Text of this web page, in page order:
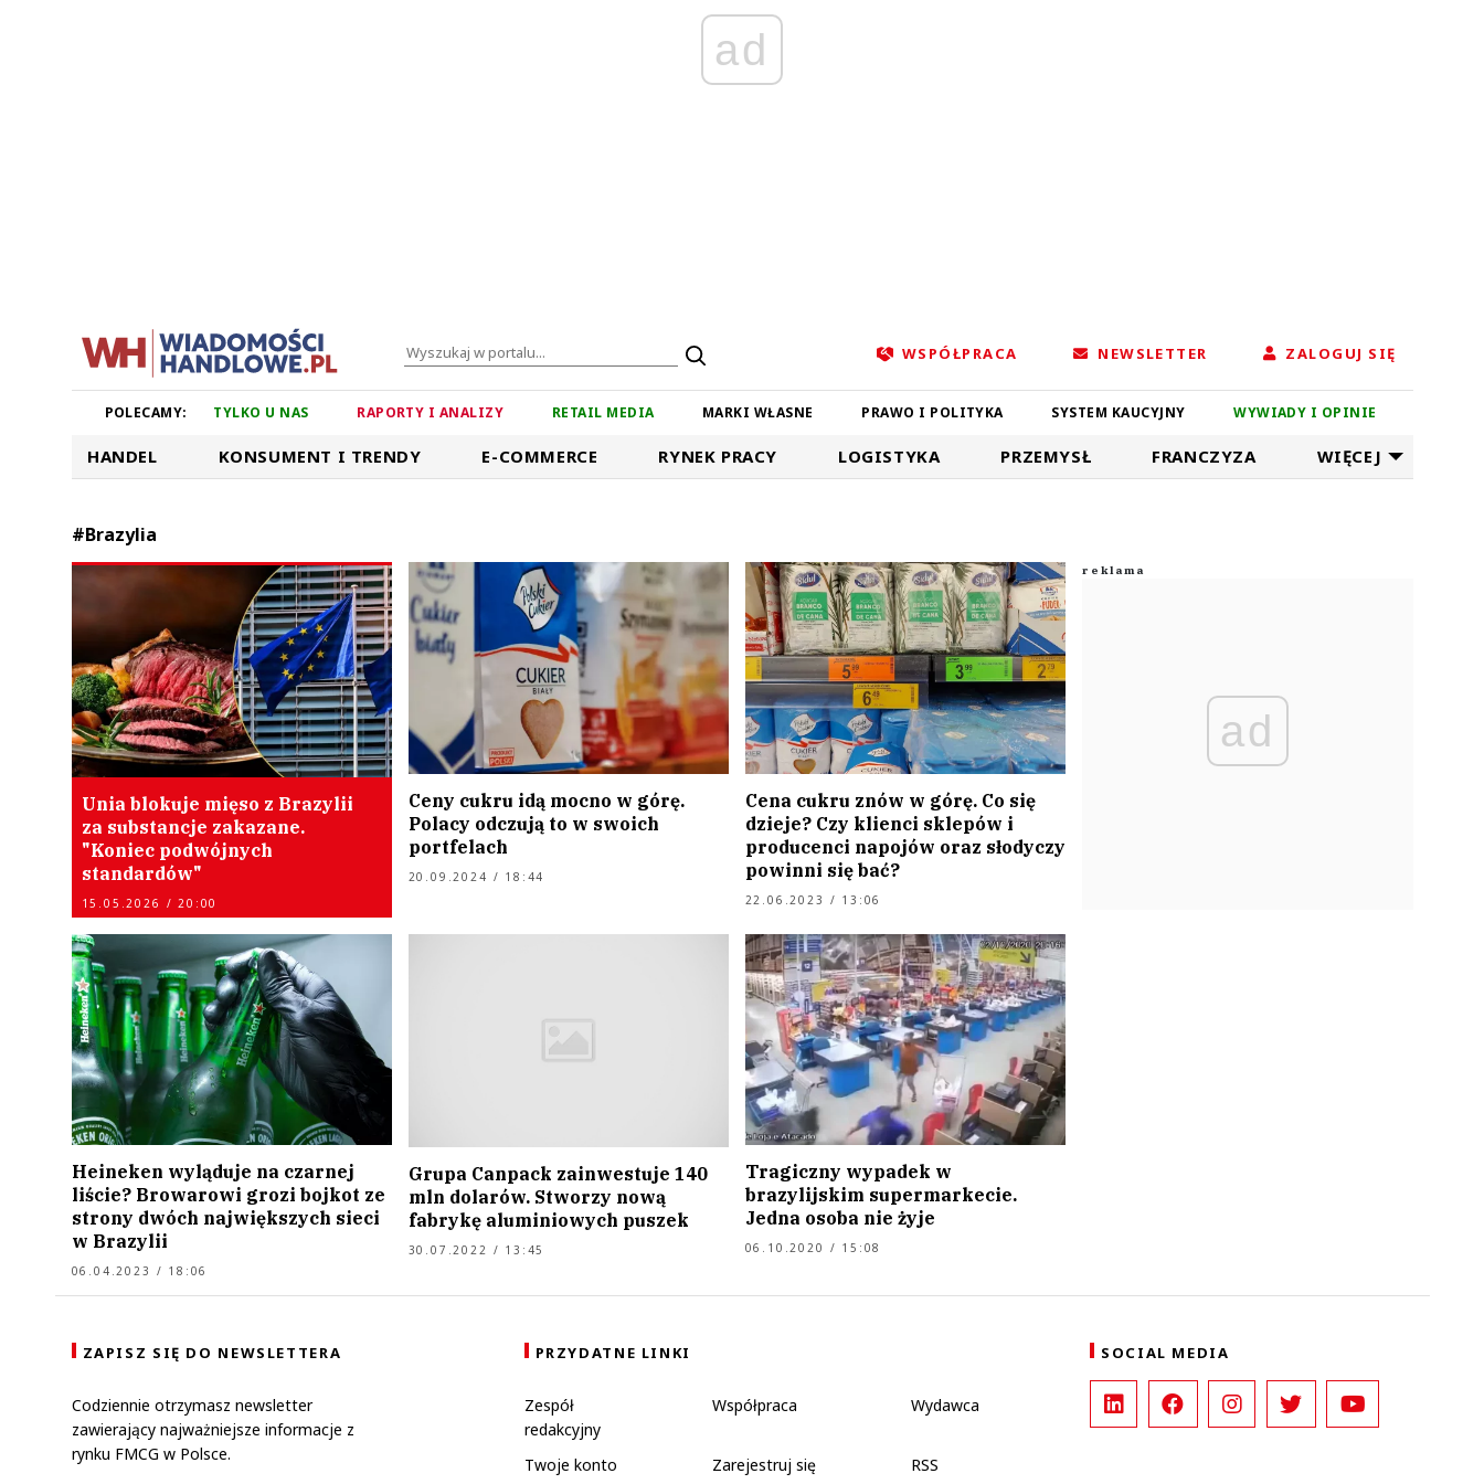
ad
WSPÓŁPRACA NEWSLETTER ZALOGUJ SIĘ
POLECAMY: TYLKO U NAS RAPORTY I ANALIZY RETAIL MEDIA MARKI WŁASNE PRAWO I POLITYKA SYSTEM KAUCYJNY WYWIADY I OPINIE
HANDEL KONSUMENT I TRENDY E-COMMERCE RYNEK PRACY LOGISTYKA PRZEMYSŁ FRANCZYZA WIĘCEJ
#Brazylia
Unia blokuje mięso z Brazylii
za substancje zakazane.
"Koniec podwójnych
standardów"
15.05.2026 / 20:00
Ceny cukru idą mocno w górę.
Polacy odczują to w swoich
portfelach
20.09.2024 / 18:44
Cena cukru znów w górę. Co się
dzieje? Czy klienci sklepów i
producenci napojów oraz słodyczy
powinni się bać?
22.06.2023 / 13:06
Heineken wyląduje na czarnej
liście? Browarowi grozi bojkot ze
strony dwóch największych sieci
w Brazylii
06.04.2023 / 18:06
Grupa Canpack zainwestuje 140
mln dolarów. Stworzy nową
fabrykę aluminiowych puszek
30.07.2022 / 13:45
Tragiczny wypadek w
brazylijskim supermarkecie.
Jedna osoba nie żyje
06.10.2020 / 15:08
ad
ZAPISZ SIĘ DO NEWSLETTERA
Codziennie otrzymasz newsletter
zawierający najważniejsze informacje z
rynku FMCG w Polsce.
PRZYDATNE LINKI
Zespół
redakcyjny
Współpraca Wydawca
Twoje konto Zarejestruj się RSS
SOCIAL MEDIA